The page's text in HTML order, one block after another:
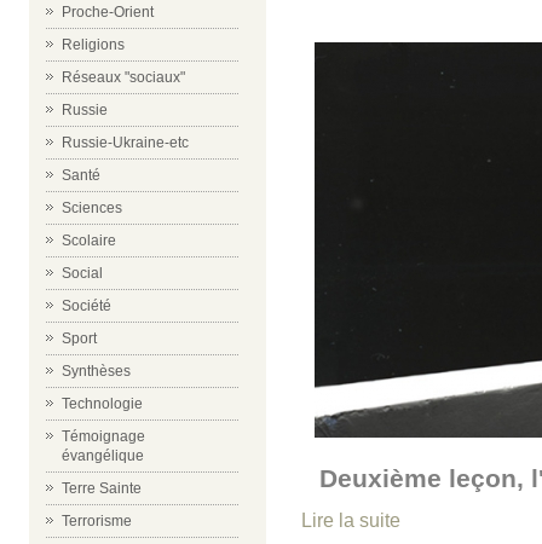
Proche-Orient
Religions
Réseaux "sociaux"
Russie
Russie-Ukraine-etc
Santé
Sciences
Scolaire
Social
Société
Sport
Synthèses
Technologie
Témoignage
évangélique
Terre Sainte
Terrorisme
Deuxième leçon,
Lire la suite